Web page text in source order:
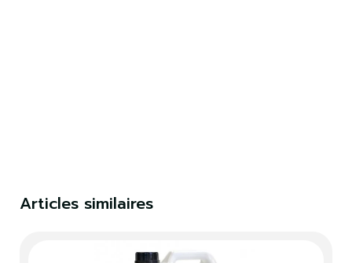
Articles similaires